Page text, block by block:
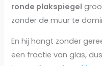
ronde plakspiegel
zonder de muur te
En hij hangt zonder
een fractie van glas,